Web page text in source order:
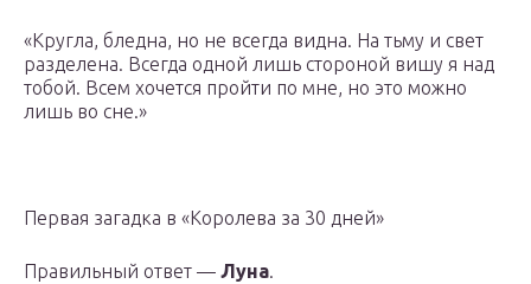
«Кругла, бледна, но не всегда видна. На тьму и свет
разделена. Всегда одной лишь стороной вишу я над
тобой. Всем хочется пройти по мне, но это можно
лишь во сне.»
Первая загадка в «Королева за 30 дней»
Правильный ответ — Луна.